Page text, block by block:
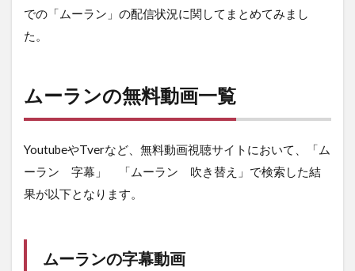
での「ムーラン」の配信状況に関してまとめてみまし
た。
ムーランの無料動画一覧
YoutubeやTverなど、無料動画視聴サイトにおいて、「ム
ーラン 字幕」 「ムーラン 吹き替え」で検索した結
果が以下となります。
ムーランの字幕動画